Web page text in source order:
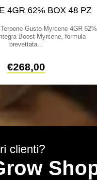
4GR 62% BOX 48 PZ
Gusto Myrcene 4GR 62%
Boost Myrcene, formula
brevettata...
€268,00
clienti?